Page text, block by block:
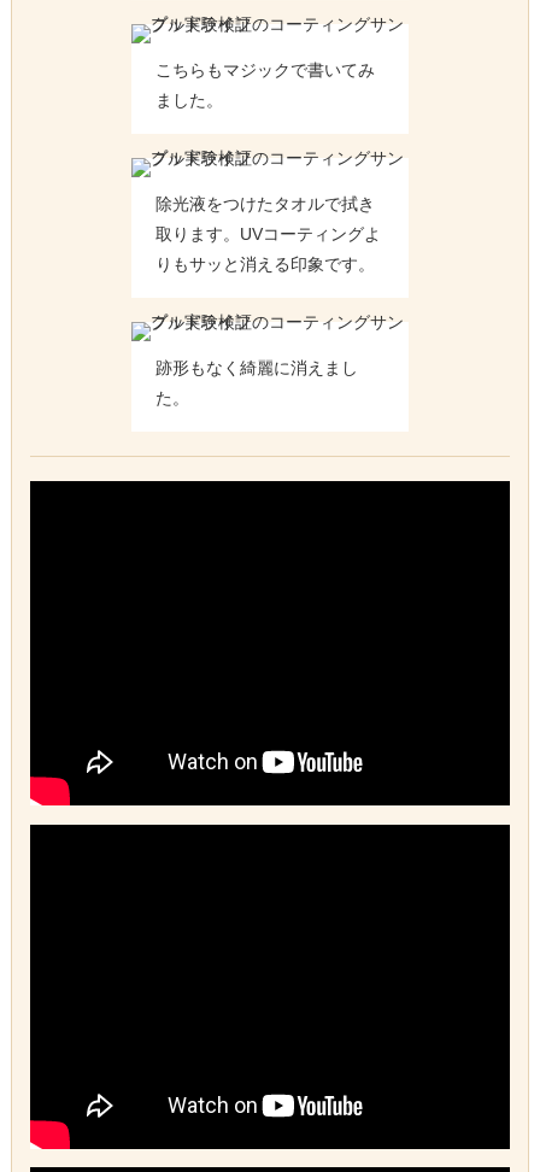
こちらもマジックで書いてみ
ました。
除光液をつけたタオルで拭き
取ります。UVコーティングよ
りもサッと消える印象です。
跡形もなく綺麗に消えまし
た。